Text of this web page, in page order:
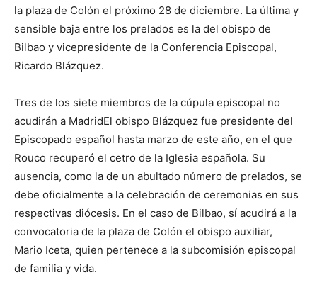
la plaza de Colón el próximo 28 de diciembre. La última y
sensible baja entre los prelados es la del obispo de
Bilbao y vicepresidente de la Conferencia Episcopal,
Ricardo Blázquez.
Tres de los siete miembros de la cúpula episcopal no
acudirán a MadridEl obispo Blázquez fue presidente del
Episcopado español hasta marzo de este año, en el que
Rouco recuperó el cetro de la Iglesia española. Su
ausencia, como la de un abultado número de prelados, se
debe oficialmente a la celebración de ceremonias en sus
respectivas diócesis. En el caso de Bilbao, sí acudirá a la
convocatoria de la plaza de Colón el obispo auxiliar,
Mario Iceta, quien pertenece a la subcomisión episcopal
de familia y vida.